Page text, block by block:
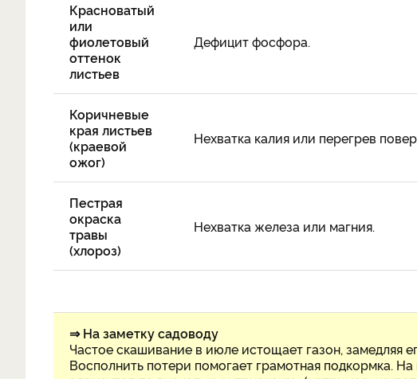
Красноватый
или
фиолетовый
оттенок
листьев
Дефицит фосфора.
Коричневые
края листьев
(краевой
ожог)
Нехватка калия или перегрев
Пестрая
окраска
травы
(хлороз)
Нехватка железа или магния.
⇒ На заметку садоводу
Частое скашивание в июле истощает газон, замедляя
Восполнить потери помогает грамотная подкормка.